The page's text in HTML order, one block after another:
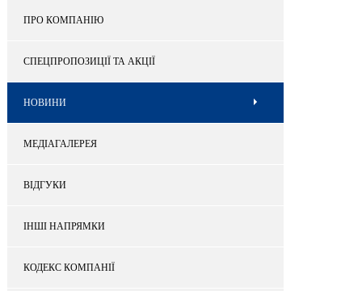
ПРО КОМПАНІЮ
СПЕЦПРОПОЗИЦІЇ ТА АКЦІЇ
НОВИНИ
МЕДІАГАЛЕРЕЯ
ВІДГУКИ
ІНШІ НАПРЯМКИ
КОДЕКС КОМПАНІЇ